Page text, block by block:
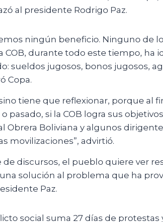
al presidente Rodrigo Paz.
ningún beneficio. Ninguno de
COB, durante todo este tiempo, ha
sueldos jugosos, bonos jugosos,
Copa.
tiene que reflexionar, porque al
pasado, si la COB logra sus
Obrera Boliviana y algunos
movilizaciones”, advirtió.
de discursos, el pueblo quiere ver
solución al problema que ha
Paz.
social suma 27 días de protestas